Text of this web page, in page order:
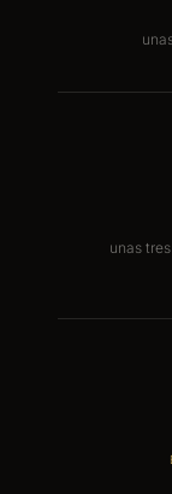
unas